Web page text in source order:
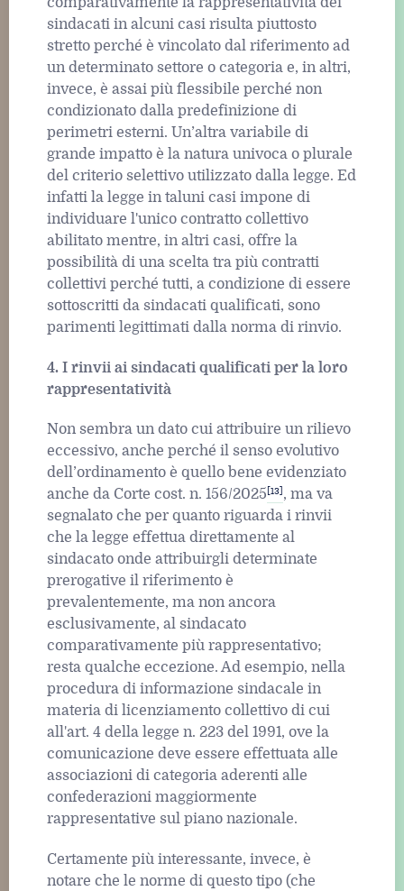
sindacati in alcuni casi risulta piuttosto
stretto perché è vincolato dal riferimento ad
un determinato settore o categoria e, in altri,
invece, è assai più flessibile perché non
condizionato dalla predefinizione di
perimetri esterni. Un’altra variabile di
grande impatto è la natura univoca o plurale
del criterio selettivo utilizzato dalla legge. Ed
infatti la legge in taluni casi impone di
individuare l'unico contratto collettivo
abilitato mentre, in altri casi, offre la
possibilità di una scelta tra più contratti
collettivi perché tutti, a condizione di essere
sottoscritti da sindacati qualificati, sono
parimenti legittimati dalla norma di rinvio.
4. I rinvii ai sindacati qualificati per la loro
rappresentatività
Non sembra un dato cui attribuire un rilievo
eccessivo, anche perché il senso evolutivo
dell’ordinamento è quello bene evidenziato
anche da Corte cost. n. 156/2025 [13] , ma va
segnalato che per quanto riguarda i rinvii
che la legge effettua direttamente al
sindacato onde attribuirgli determinate
prerogative il riferimento è
prevalentemente, ma non ancora
esclusivamente, al sindacato
comparativamente più rappresentativo;
resta qualche eccezione. Ad esempio, nella
procedura di informazione sindacale in
materia di licenziamento collettivo di cui
all'art. 4 della legge n. 223 del 1991, ove la
comunicazione deve essere effettuata alle
associazioni di categoria aderenti alle
confederazioni maggiormente
rappresentative sul piano nazionale.
Certamente più interessante, invece, è
notare che le norme di questo tipo (che